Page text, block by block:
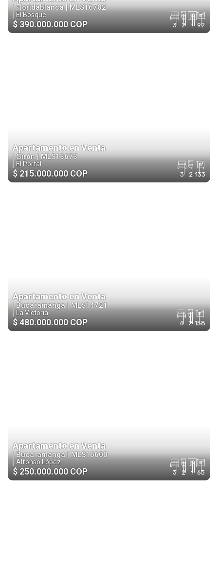
Floridablanca |MLS16702
El Bosque
$ 390.000.000 COP 3 2 1 92
Apartamento en Venta
Girón |MLS13673
El Portal
$ 215.000.000 COP 3 2 133
Apartamento en Venta
Bucaramanga |MLS14721
La Victoria
$ 480.000.000 COP 4 2 158
Apartamento en Venta
Bucaramanga |MLS16600
Alfonso López
$ 250.000.000 COP 3 2 1 63